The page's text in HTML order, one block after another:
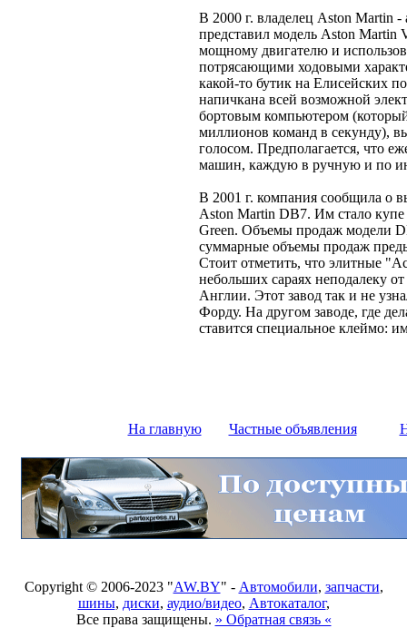
В 2000 г. владелец Aston Martin
представил модель Aston Martin
мощному двигателю и
потрясающими ходовыми
какой-то бутик на Елисейских
напичкана всей возможной
бортовым компьютером
миллионов команд в секунду),
голосом. Предполагается, что
машин, каждую в ручную и по
В 2001 г. компания сообщила о
Aston Martin DB7. Им стало
Green. Объемы продаж модели
суммарные объемы продаж
Стоит отметить, что элитные
небольших сараях неподалеку
Англии. Этот завод так и не
Форду. На другом заводе, где
ставится специальное клеймо:
На главную Частные объявления
Copyright © 2006-2023 "AW.BY" - Автомобили, запчасти,
шины, диски, аудио/видео, Автокаталог,
Все права защищены. » Обратная связь «